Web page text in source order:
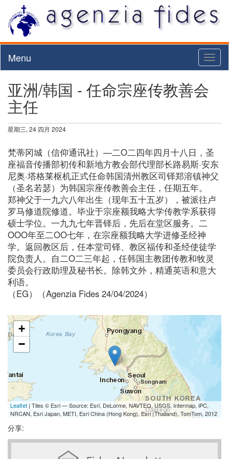
Menu
亚洲/韩国 - 任命宗座传教善会
主任
星期三, 24 四月 2024
梵蒂冈城（信仰通讯社）—二O二四年四月十八日，圣
座福音传播部初传和新地方教会部代理部长路易斯·安东
尼奥·塔格莱枢机正式任命韩国清州教区司铎郑溶镇神父
（圣名若瑟）为韩国宗座传教善会主任，任期五年。
郑神父于一九六八年出生（现年五十五岁），被派往卢
罗马修道院修道。毕业于宗座额我略大学传教学系获得
硕士学位。一九九七年晋铎后，先后在堂区服务。二
OOO年至二OO七年，在宗座额我略大学进修圣经神
学。返回教区后，任本堂司铎、教区福传和圣经使徒学
院负责人。自二O二三年起，任韩国主教团传教和牧灵
委员会行政助理及秘书长。除韩文外，精通英语和意大
利语。
（EG）（Agenzia Fides 24/04/2024）
+
−
Leaflet | Tiles © Esri — Source: Esri, DeLorme, NAVTEQ, USGS, Intermap, iPC,
NRCAN, Esri Japan, METI, Esri China (Hong Kong), Esri (Thailand), TomTom, 2012
分享: